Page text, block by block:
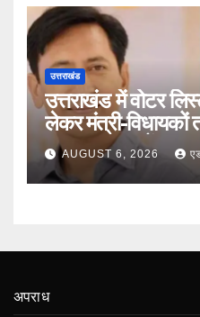
उत्तराखंड
उत्तराखंड में वोटर
लेकर मंत्री-
लाख मतदाताओं तक
AUGUST 6, 2026
अपराध